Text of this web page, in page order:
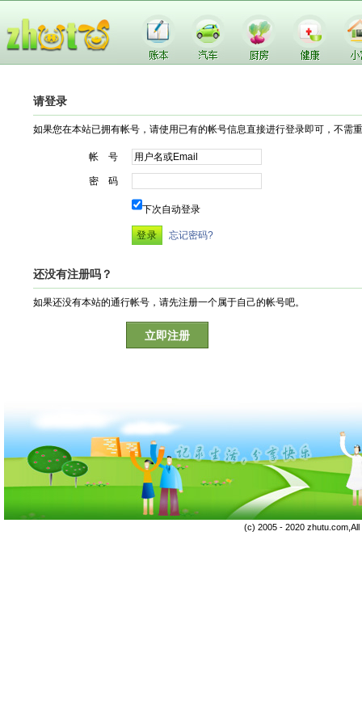
请登录
如果您在本站已拥有帐号，请使用已有的帐号信息直接进行登录即可，不需
帐 号
密 码
下次自动登录
忘记密码?
还没有注册吗？
如果还没有本站的通行帐号，请先注册一个属于自己的帐号吧。
立即注册
(c) 2005 - 2020